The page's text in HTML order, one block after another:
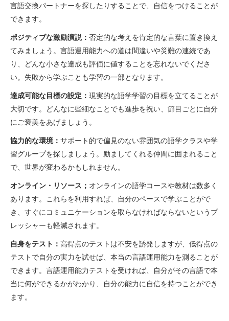
言語交換パートナーを探したりすることで、自信をつけることが
できます。
ポジティブな激励演説： 否定的な考えを肯定的な言葉に置き換え
てみましょう。言語運用能力への道は間違いや災難の連続であ
り、どんな小さな達成も評価に値することを忘れないでくださ
い。失敗から学ぶことも学習の一部となります。
達成可能な目標の設定： 現実的な語学学習の目標を立てることが
大切です。どんなに些細なことでも進歩を祝い、節目ごとに自分
にご褒美をあげましょう。
協力的な環境： サポート的で偏見のない雰囲気の語学クラスや学
習グループを探しましょう。励ましてくれる仲間に囲まれること
で、世界が変わるかもしれません。
オンライン・リソース； オンラインの語学コースや教材は数多く
あります。これらを利用すれば、自分のペースで学ぶことがで
き、すぐにコミュニケーションを取らなければならないというプ
レッシャーも軽減されます。
自身をテスト： 高得点のテストは不安を誘発しますが、低得点の
テストで自分の実力を試せば、本当の言語運用能力を測ることが
できます。言語運用能力テストを受ければ、自分がその言語で本
当に何ができるかがわかり、自分の能力に自信を持つことができ
ます。